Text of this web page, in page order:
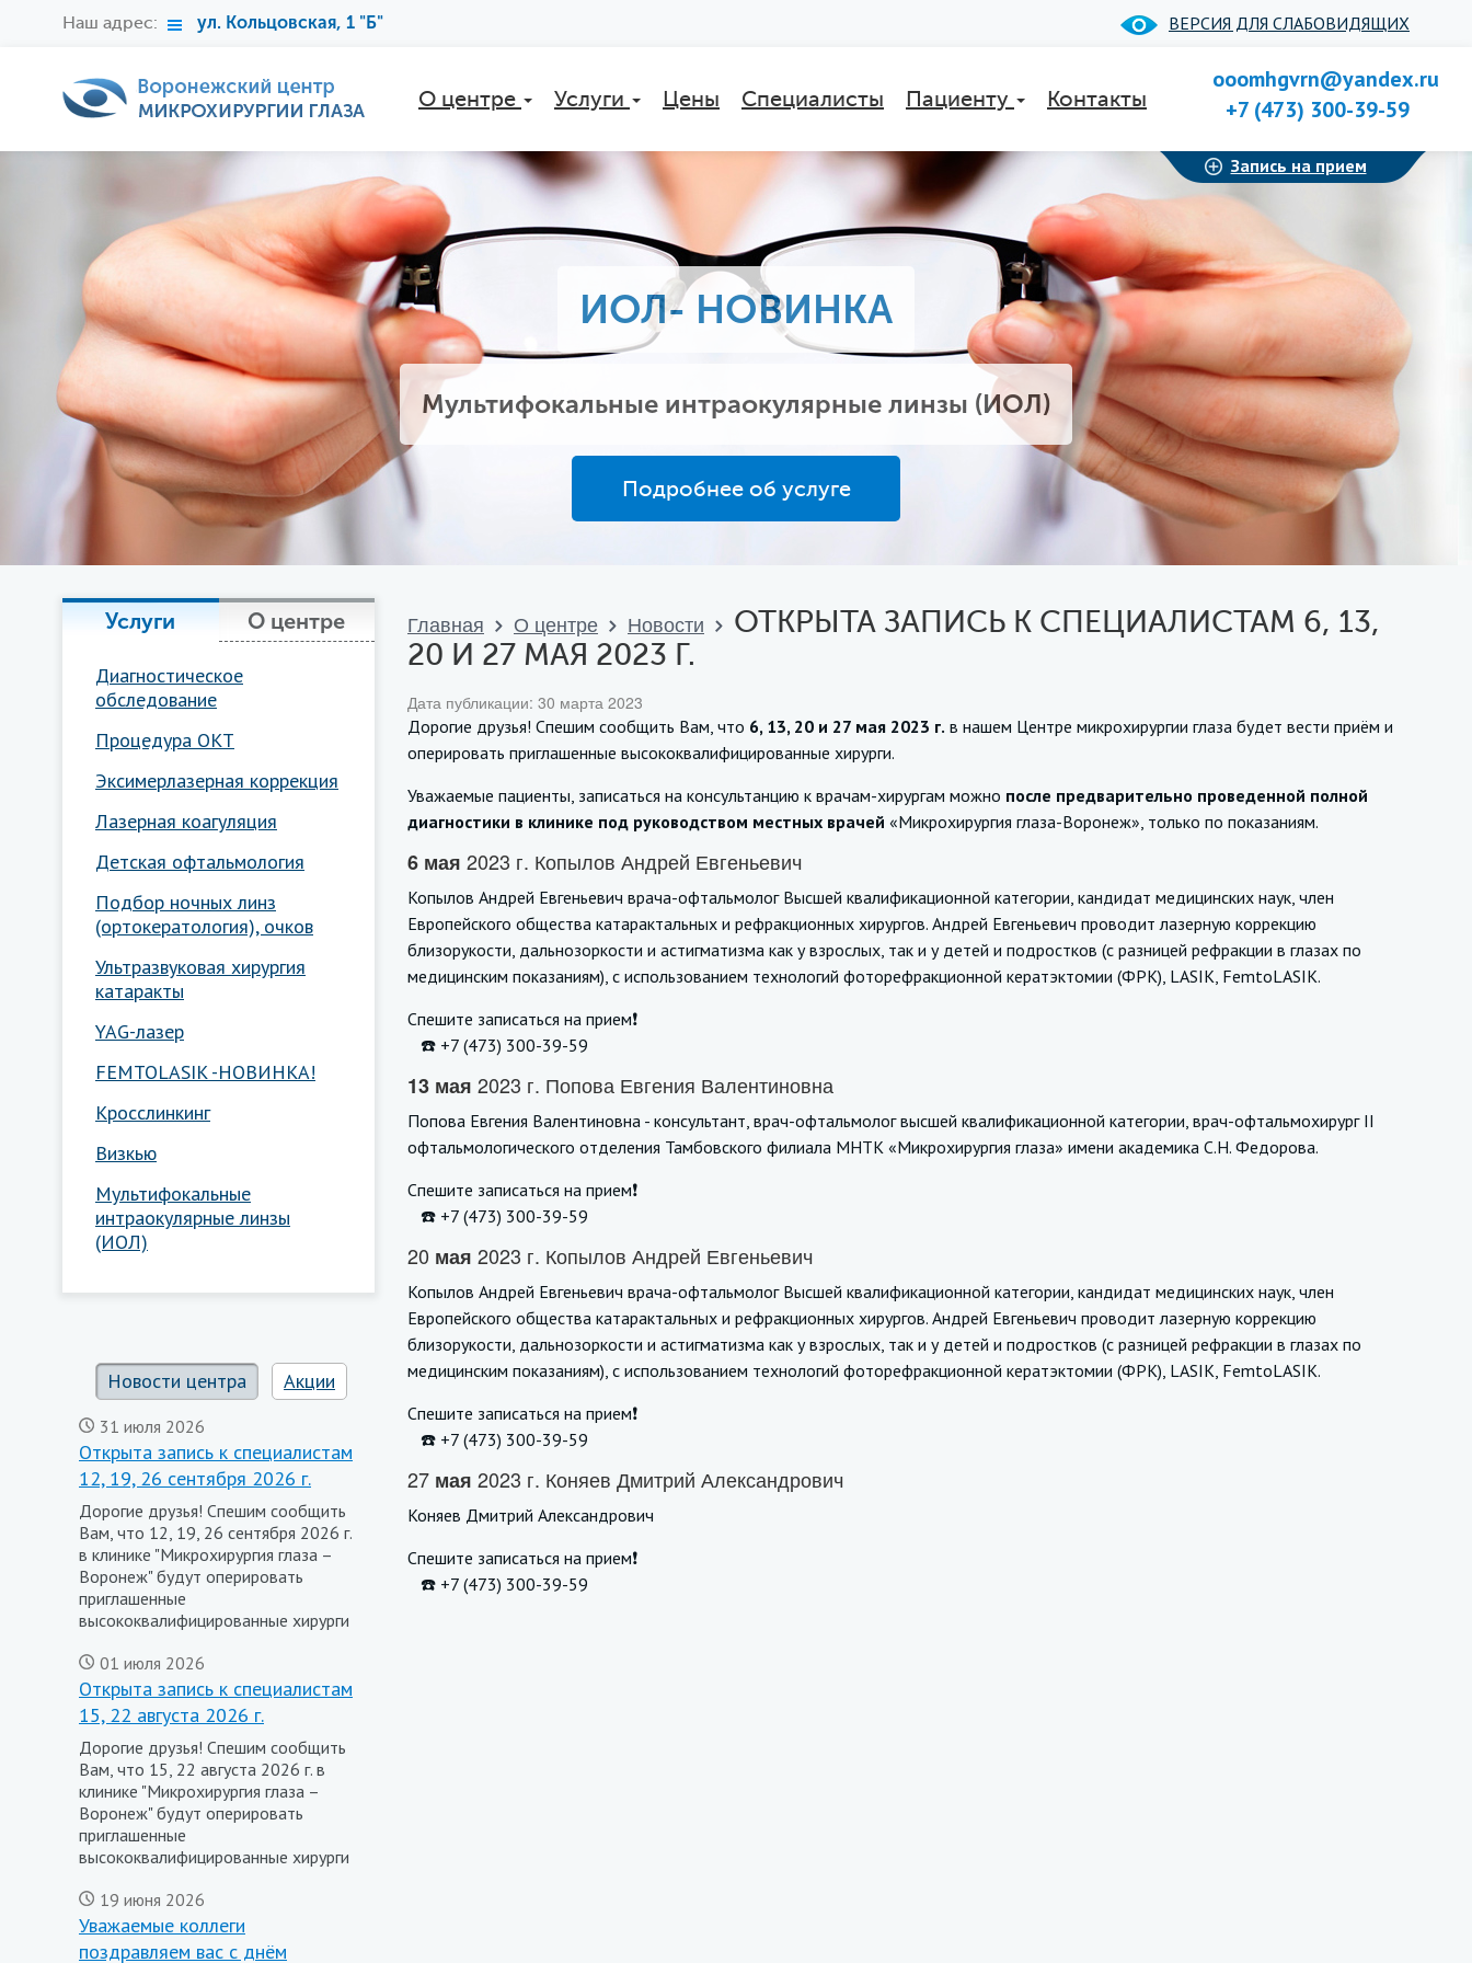
Наш адрес: ул. Кольцовская, 1 "Б" ВЕРСИЯ ДЛЯ СЛАБОВИДЯЩИХ
О центре Услуги Цены Специалисты Пациенту Контакты
ooomhgvrn@yandex.ru
+7 (473) 300-39-59
Запись на прием
ИОЛ- НОВИНКА
Мультифокальные интраокулярные линзы (ИОЛ)
Подробнее об услуге
Главная О центре Новости
ОТКРЫТА ЗАПИСЬ К СПЕЦИАЛИСТАМ 6, 13,
20 И 27 МАЯ 2023 Г.
Дата публикации: 30 марта 2023
Дорогие друзья! Спешим сообщить Вам, что 6, 13, 20 и 27 мая 2023 г. в нашем Центре микрохирургии глаза будет вести приём и
оперировать приглашенные высококвалифицированные хирурги.
Уважаемые пациенты, записаться на консультанцию к врачам-хирургам можно после предварительно проведенной полной
диагностики в клинике под руководством местных врачей «Микрохирургия глаза-Воронеж», только по показаниям.
6 мая 2023 г. Копылов Андрей Евгеньевич
Копылов Андрей Евгеньевич врача-офтальмолог Высшей квалификационной категории, кандидат медицинских наук, член
Европейского общества катарактальных и рефракционных хирургов. Андрей Евгеньевич проводит лазерную коррекцию
близорукости, дальнозоркости и астигматизма как у взрослых, так и у детей и подростков (с разницей рефракции в глазах по
медицинским показаниям), с использованием технологий фоторефракционной кератэктомии (ФРК), LASIK, FemtoLASIK.
Спешите записаться на прием❗️
⠀☎️ +7 (473) 300-39-59
13 мая 2023 г. Попова Евгения Валентиновна
Попова Евгения Валентиновна - консультант, врач-офтальмолог высшей квалификационной категории, врач-офтальмохирург II
офтальмологического отделения Тамбовского филиала МНТК «Микрохирургия глаза» имени академика С.Н. Федорова.
Спешите записаться на прием❗️
⠀☎️ +7 (473) 300-39-59
20 мая 2023 г. Копылов Андрей Евгеньевич
Копылов Андрей Евгеньевич врача-офтальмолог Высшей квалификационной категории, кандидат медицинских наук, член
Европейского общества катарактальных и рефракционных хирургов. Андрей Евгеньевич проводит лазерную коррекцию
близорукости, дальнозоркости и астигматизма как у взрослых, так и у детей и подростков (с разницей рефракции в глазах по
медицинским показаниям), с использованием технологий фоторефракционной кератэктомии (ФРК), LASIK, FemtoLASIK.
Спешите записаться на прием❗️
⠀☎️ +7 (473) 300-39-59
27 мая 2023 г. Коняев Дмитрий Александрович
Коняев Дмитрий Александрович
Спешите записаться на прием❗️
⠀☎️ +7 (473) 300-39-59
Услуги О центре
Диагностическое
обследование
Процедура ОКТ
Эксимерлазерная коррекция
Лазерная коагуляция
Детская офтальмология
Подбор ночных линз
(ортокератология), очков
Ультразвуковая хирургия
катаракты
YAG-лазер
FEMTOLASIK -НОВИНКА!
Кросслинкинг
Визкью
Мультифокальные
интраокулярные линзы
(ИОЛ)
Новости центра Акции
31 июля 2026
Открыта запись к специалистам
12, 19, 26 сентября 2026 г.
Дорогие друзья! Спешим сообщить
Вам, что 12, 19, 26 сентября 2026 г.
в клинике "Микрохирургия глаза –
Воронеж" будут оперировать
приглашенные
высококвалифицированные хирурги
01 июля 2026
Открыта запись к специалистам
15, 22 августа 2026 г.
Дорогие друзья! Спешим сообщить
Вам, что 15, 22 августа 2026 г. в
клинике "Микрохирургия глаза –
Воронеж" будут оперировать
приглашенные
высококвалифицированные хирурги
19 июня 2026
Уважаемые коллеги
поздравляем вас с днём